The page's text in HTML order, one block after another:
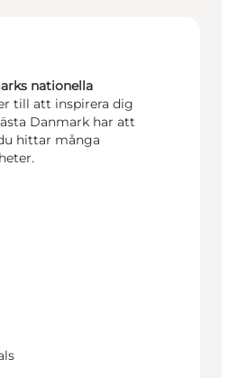
nationella
till att inspirera dig
Danmark har att
hittar många